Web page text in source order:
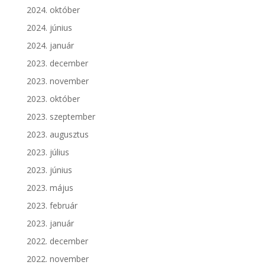
2024. október
2024. június
2024. január
2023. december
2023. november
2023. október
2023. szeptember
2023. augusztus
2023. július
2023. június
2023. május
2023. február
2023. január
2022. december
2022. november